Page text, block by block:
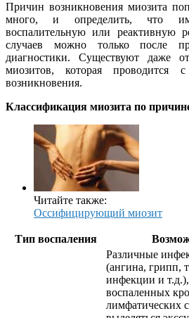
Причин возникновения миозита
много, и определить, что
воспалительную или реактивную
случаев можно только после
диагностики. Существуют даже
миозитов, которая
возникновения.
Классификация миозита по
Читайте также:
Оссифицирующий миозит
Тип воспаления
Различные
(ангина, грипп,
инфекции и
воспаленных
лимфатических